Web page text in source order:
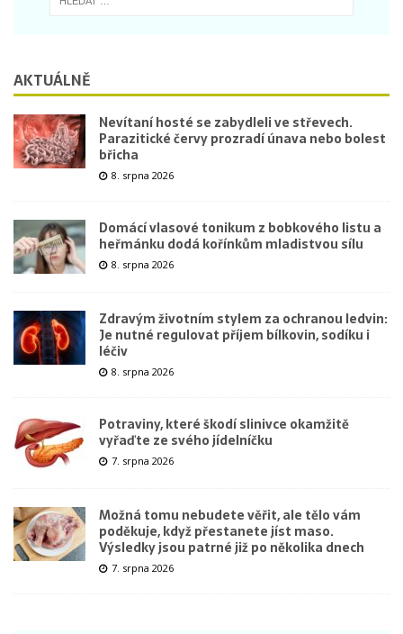
AKTUÁLNĚ
Nevítaní hosté se zabydleli ve střevech.
Parazitické červy prozradí únava nebo bolest
břicha
8. srpna 2026
Domácí vlasové tonikum z bobkového listu a
heřmánku dodá kořínkům mladistvou sílu
8. srpna 2026
Zdravým životním stylem za ochranou ledvin:
Je nutné regulovat příjem bílkovin, sodíku i
léčiv
8. srpna 2026
Potraviny, které škodí slinivce okamžitě
vyřaďte ze svého jídelníčku
7. srpna 2026
Možná tomu nebudete věřit, ale tělo vám
poděkuje, když přestanete jíst maso.
Výsledky jsou patrné již po několika dnech
7. srpna 2026